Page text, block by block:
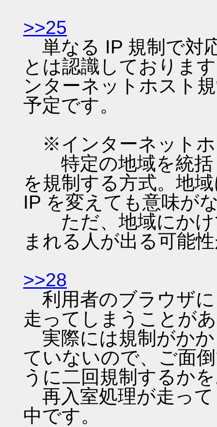
>>25
単なる IP 規制で対
とは認識しておりま
ンターネットホスト
予定です。
※インターネットホ
特定の地域を統括
を規制する方式。地
IP を変えても意味が
ただ、地域にかけ
まれる人が出る可能
>>28
利用者のブラウザ
走ってしまうことが
実際には規制がか
ていないので、ご面
うに二回規制するか
再入室処理が走っ
中です。